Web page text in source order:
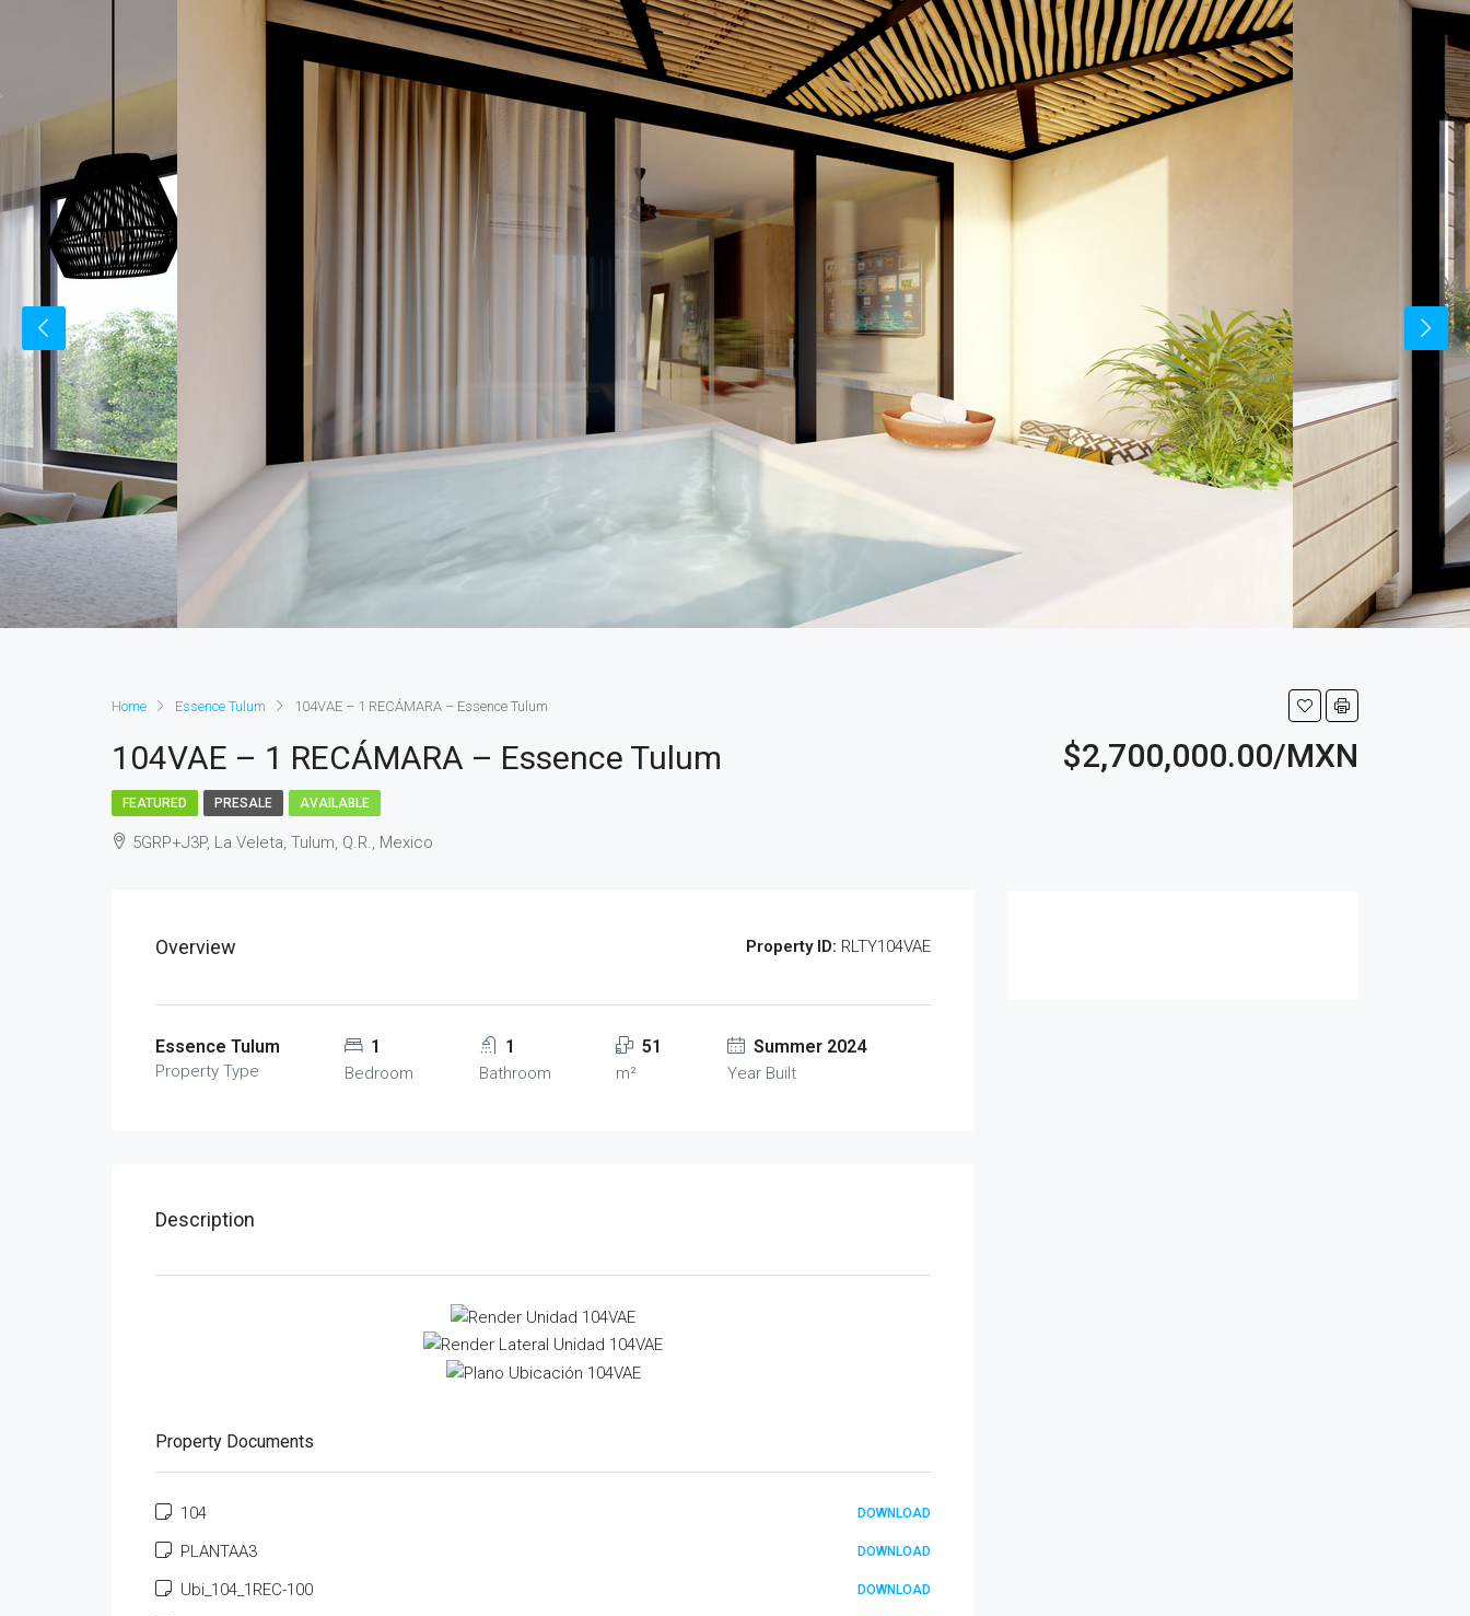
Home Essence Tulum 104VAE – 1 RECÁMARA – Essence Tulum
104VAE – 1 RECÁMARA – Essence Tulum $2,700,000.00/MXN
FEATURED PRESALE AVAILABLE
5GRP+J3P, La Veleta, Tulum, Q.R., Mexico
Overview Property ID: RLTY104VAE
Essence Tulum
Property Type
1
Bedroom
1
Bathroom
51
m²
Summer 2024
Year Built
Description
Property Documents
104 DOWNLOAD
PLANTAA3 DOWNLOAD
Ubi_104_1REC-100 DOWNLOAD